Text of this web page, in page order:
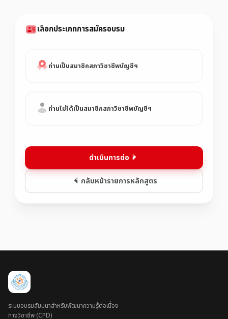
เลือกประเภทการสมัครอบรม
ท่านเป็นสมาชิกสภาวิชาชีพบัญชีฯ
ท่านไม่ได้เป็นสมาชิกสภาวิชาชีพบัญชีฯ
กลับหน้ารายการหลักสูตร
ดำเนินการต่อ
ระบบอบรมสัมมนาสำหรับพัฒนาความรู้ต่อเนื่อง
ทางวิชาชีพ (CPD)